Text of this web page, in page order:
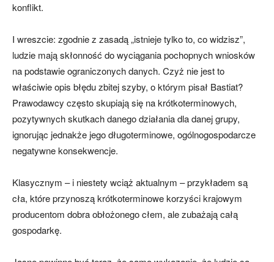
konflikt.
I wreszcie: zgodnie z zasadą „istnieje tylko to, co widzisz”,
ludzie mają skłonność do wyciągania pochopnych wniosków
na podstawie ograniczonych danych. Czyż nie jest to
właściwie opis błędu zbitej szyby, o którym pisał Bastiat?
Prawodawcy często skupiają się na krótkoterminowych,
pozytywnych skutkach danego działania dla danej grupy,
ignorując jednakże jego długoterminowe, ogólnogospodarcze
negatywne konsekwencje.
Klasycznym – i niestety wciąż aktualnym – przykładem są
cła, które przynoszą krótkoterminowe korzyści krajowym
producentom dobra obłożonego cłem, ale zubażają całą
gospodarkę.